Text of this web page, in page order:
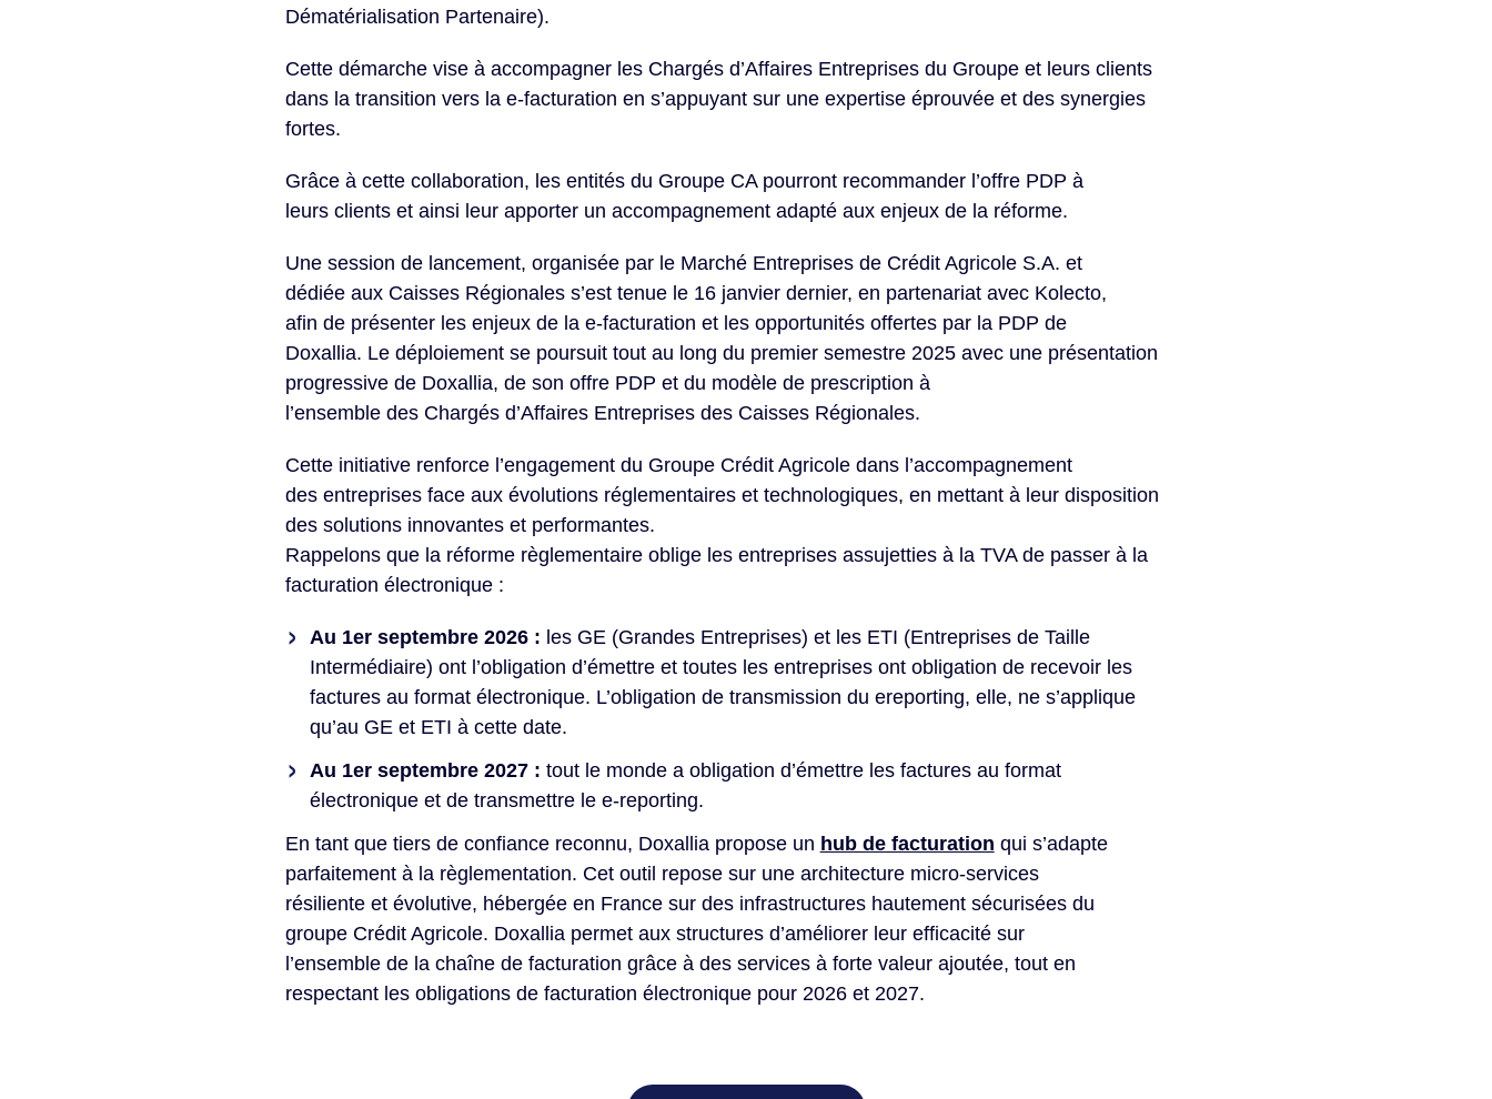
Dématérialisation Partenaire).
Cette démarche vise à accompagner les Chargés d’Affaires Entreprises du Groupe et leurs clients
dans la transition vers la e-facturation en s’appuyant sur une expertise éprouvée et des synergies
fortes.
Grâce à cette collaboration, les entités du Groupe CA pourront recommander l’offre PDP à
leurs clients et ainsi leur apporter un accompagnement adapté aux enjeux de la réforme.
Une session de lancement, organisée par le Marché Entreprises de Crédit Agricole S.A. et
dédiée aux Caisses Régionales s’est tenue le 16 janvier dernier, en partenariat avec Kolecto,
afin de présenter les enjeux de la e-facturation et les opportunités offertes par la PDP de
Doxallia. Le déploiement se poursuit tout au long du premier semestre 2025 avec une présentation
progressive de Doxallia, de son offre PDP et du modèle de prescription à
l’ensemble des Chargés d’Affaires Entreprises des Caisses Régionales.
Cette initiative renforce l’engagement du Groupe Crédit Agricole dans l’accompagnement
des entreprises face aux évolutions réglementaires et technologiques, en mettant à leur disposition
des solutions innovantes et performantes.
Rappelons que la réforme règlementaire oblige les entreprises assujetties à la TVA de passer à la
facturation électronique :
Au 1er septembre 2026 : les GE (Grandes Entreprises) et les ETI (Entreprises de Taille
Intermédiaire) ont l’obligation d’émettre et toutes les entreprises ont obligation de recevoir les
factures au format électronique. L’obligation de transmission du ereporting, elle, ne s’applique
qu’au GE et ETI à cette date.
Au 1er septembre 2027 : tout le monde a obligation d’émettre les factures au format
électronique et de transmettre le e-reporting.
En tant que tiers de confiance reconnu, Doxallia propose un hub de facturation qui s’adapte
parfaitement à la règlementation. Cet outil repose sur une architecture micro-services
résiliente et évolutive, hébergée en France sur des infrastructures hautement sécurisées du
groupe Crédit Agricole. Doxallia permet aux structures d’améliorer leur efficacité sur
l’ensemble de la chaîne de facturation grâce à des services à forte valeur ajoutée, tout en
respectant les obligations de facturation électronique pour 2026 et 2027.